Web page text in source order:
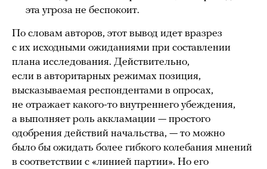
эта угроза не беспокоит.
По словам авторов, этот вывод идет вразрез
с их исходными ожиданиями при составлении
плана исследования. Действительно,
если в авторитарных режимах позиция,
высказываемая респондентами в опросах,
не отражает какого-то внутреннего убеждения,
а выполняет роль аккламации — простого
одобрения действий начальства, — то можно
было бы ожидать более гибкого колебания мнений
в соответствии с «линией партии». Но его